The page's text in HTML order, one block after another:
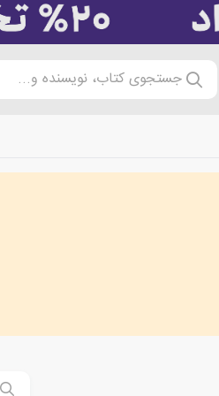
جستجوی کتاب، نویسنده و...